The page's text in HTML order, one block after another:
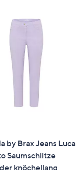
by Brax Jeans Luca
Saumschlitze
knöchellang